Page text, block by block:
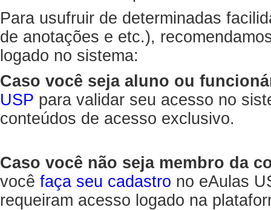
Para usufruir de determinadas
de anotações e etc.),
logado no sistema:
Caso você seja aluno ou
USP para validar seu acesso no
conteúdos de acesso exclusivo.
Caso você não seja membro da
você faça seu cadastro no eAulas
requeiram acesso logado na